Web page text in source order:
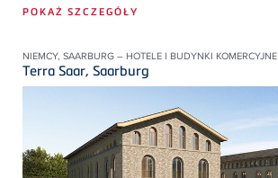
POKAŻ SZCZEGÓŁY
NIEMCY, SAARBURG – HOTELE I BUDYNKI KOMERCYJNE
Terra Saar, Saarburg